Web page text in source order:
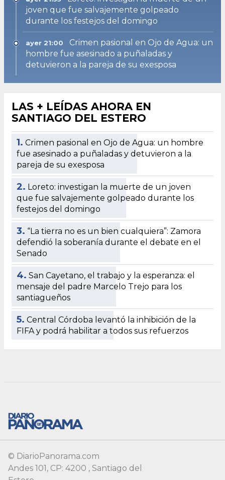
© DiarioPanorama.com
Andes 101, CP: 4200 , Santiago del